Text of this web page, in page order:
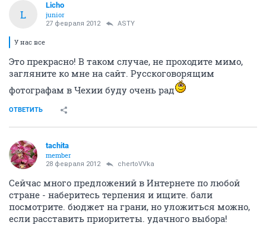
L
Licho
junior
27 февраля 2012 ASTY
У нас все
Это прекрасно! В таком случае, не проходите мимо,
загляните ко мне на сайт. Русскоговорящим
фотографам в Чехии буду очень рад
ОТВЕТИТЬ
tachita
member
28 февраля 2012 chertoVVka
Сейчас много предложений в Интернете по любой
стране - наберитесь терпения и ищите. бали
посмотрите. бюджет на грани, но уложиться можно,
если расставить приоритеты. удачного выбора!